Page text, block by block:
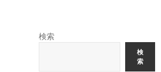
検索
検
索